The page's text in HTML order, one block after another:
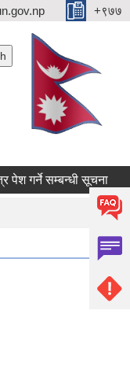
+९७७
गर्ने सम्बन्धी सूचना